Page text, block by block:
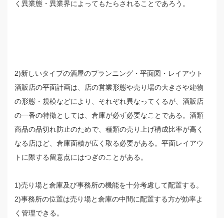
く異業態・異業界によってもたらされることであろう。
2)新しいタイプの酒屋のプランニング・平面図・レイアウト
酒販店の平面計画は、店の営業形態や売り場の大きさや建物
の形態・規模などにより、それぞれ異なってくるが、酒販店
の一番の特徴としては、倉庫が必ず必要なことである。酒類
商品の品切れ防止のためで、種類の売り上げ構成比率が高く
なる店ほど、倉庫面積が広く取る必要がある。平面レイアウ
トに際する留意点にはつぎのことがある。
1)売り場と倉庫及び事務所の機能を十分考慮して配置する。
2)事務所の位置は売り場と倉庫の中間に配置する方が効率よ
く管理できる。